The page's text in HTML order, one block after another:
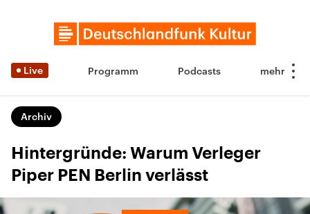
Live Programm Podcasts
Archiv
Hintergründe: Warum Verleger
Piper PEN Berlin verlässt